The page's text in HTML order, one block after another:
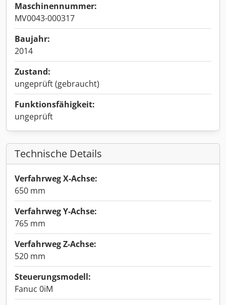
Maschinennummer:
MV0043-000317
Baujahr:
2014
Zustand:
ungeprüft (gebraucht)
Funktionsfähigkeit:
ungeprüft
Technische Details
Verfahrweg X-Achse:
650 mm
Verfahrweg Y-Achse:
765 mm
Verfahrweg Z-Achse:
520 mm
Steuerungsmodell:
Fanuc 0iM